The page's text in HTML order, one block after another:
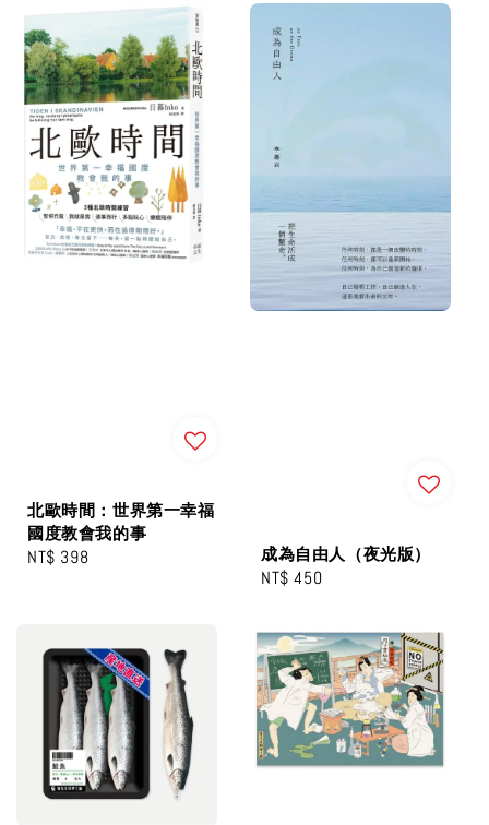
北歐時間：世界第一幸福
國度教會我的事
Regular
NT$ 398 成為自由人（夜光版）
Regular
NT$ 450